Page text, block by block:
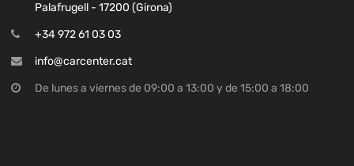
Palafrugell - 17200 (Girona)
+34 972 61 03 03
info@carcenter.cat
De lunes a viernes de 09:00 a 13:00 y de 15:00 a 18:00